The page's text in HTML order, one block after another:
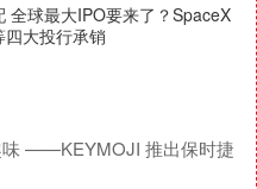
全球最大IPO要来了？SpaceX
大投行承销
味 ——KEYMOJI 推出保时捷